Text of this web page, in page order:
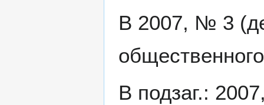
В 2007, № 3
В подзаг.: